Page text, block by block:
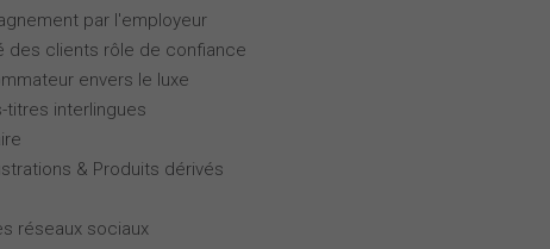
par l'employeur
des clients rôle de confiance
envers le luxe
titres interlingues
& Produits dérivés
réseaux sociaux